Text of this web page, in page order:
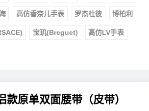
高仿香奈儿手表 罗杰杜彼 博柏利
宝玑(Breguet) 高仿LV手表
款原单双面腰带（皮带）